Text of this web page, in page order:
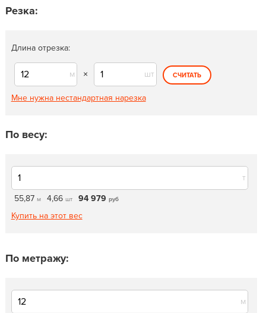
Резка:
Длина отрезка:
м × шт СЧИТАТЬ
Мне нужна нестандартная нарезка
По весу:
т
55,87 м 4,66 шт 94 979 руб
Купить на этот вес
По метражу:
м